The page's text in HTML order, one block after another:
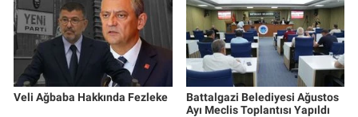
Veli Ağbaba Hakkında Fezleke
Battalgazi Belediyesi Ağustos
Ayı Meclis Toplantısı Yapıldı